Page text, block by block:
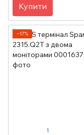
Купити
−17%
1